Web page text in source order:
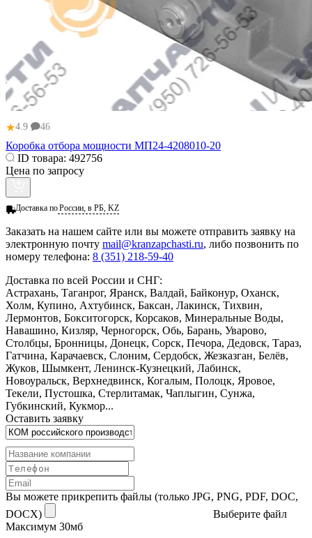
★4.9 46
Коробка отбора мощности МП24-4208010-20
ID товара: 492756
Цена по запросу
Доставка поРоссии, в РБ, KZ
Заказать на нашем сайте или вы можете отправить заявку на
электронную почту mail@kranzapchasti.ru, либо позвонить по
номеру телефона: 8 (351) 218-59-40
Доставка по всей России и СНГ:
Астрахань, Таганрог, Яранск, Валдай, Байконур, Оханск,
Холм, Купино, Ахтубинск, Баксан, Лакинск, Тихвин,
Лермонтов, Бокситогорск, Корсаков, Минеральные Воды,
Навашино, Кизляр, Черногорск, Обь, Барань, Уварово,
Столбцы, Бронницы, Донецк, Сорск, Печора, Дедовск, Тараз,
Гатчина, Карачаевск, Слоним, Сердобск, Жезказган, Белёв,
Жуков, Шымкент, Ленинск-Кузнецкий, Лабинск,
Новоуральск, Верхнедвинск, Когалым, Полоцк, Яровое,
Текели, Пустошка, Стерлитамак, Чаплыгин, Сунжа,
Губкинский, Кукмор...
Оставить заявку
Вы можете прикрепить файлы (только JPG, PNG, PDF, DOC,
DOCX)
Выберите файл
Максимум 30мб